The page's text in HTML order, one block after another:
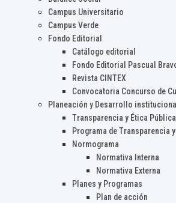
Campus Universitario
Campus Verde
Fondo Editorial
Catálogo editorial
Fondo Editorial Pascual
Revista CINTEX
Convocatoria Concurso de
Planeación y Desarrollo institucional
Transparencia y Ética Pública
Programa de Transparencia
Normograma
Normativa Interna
Normativa Externa
Planes y Programas
Plan de acción